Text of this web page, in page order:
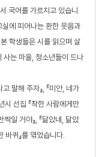
국어를 가르치고 있습니
에 피어나는 환한 웃음과
학생들은 시를 읽으며 살
사는 마을, 청소년들이 드나
말해 주자』, 『미안, 네가
시 선집 『착한 사람에게만
짝일 거야』, 『닮았네, 닮았
바퀴』를 엮었습니다.